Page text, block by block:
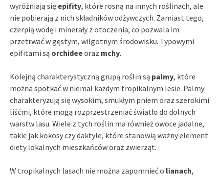
wyróżniają się epifity, które rosną na innych roślinach, ale
nie pobierają z nich składników odżywczych. Zamiast tego,
czerpią wodę i minerały z otoczenia, co pozwala im
przetrwać w gęstym, wilgotnym środowisku. Typowymi
epifitami są orchideeoraz mchy.
Kolejną charakterystyczną grupą roślin są palmy, które
można spotkać w niemal każdym tropikalnym lesie. Palmy
charakteryzują się wysokim, smukłym pniem oraz szerokimi
liśćmi, które mogą rozprzestrzeniać światło do dolnych
warstw lasu. Wiele z tych roślin ma również owoce jadalne,
takie jak kokosy czy daktyle, które stanowią ważny element
diety lokalnych mieszkańców oraz zwierząt.
W tropikalnych lasach nie można zapomnieć o lianach,